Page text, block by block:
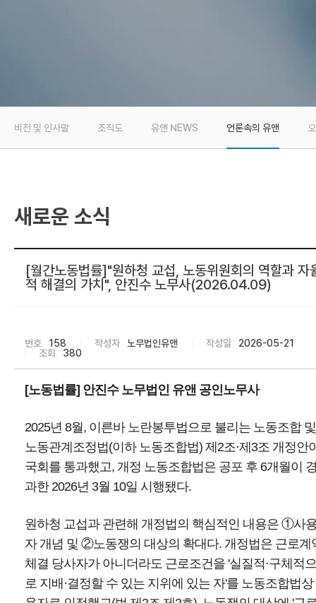
비전 및 인사말 조직도 유앤 NEWS 언론속의 유앤
새로운 소식
[월간노동법률]"원하청 교섭, 노동위원회의 역할과 자
적 해결의 가치", 안진수 노무사(2026.04.09)
번호 158 작성자 노무법인유앤 작성일
2026-05-21
조회
380
[노동법률] 안진수 노무법인 유앤 공인노무사
2025년 8월, 이른바 노란봉투법으로 불리는 노동조합 및
노동관계조정법(이하 노동조합법) 제2조·제3조 개정안
국회를 통과했고, 개정 노동조합법은 공포 후 6개월이
과한 2026년 3월 10일 시행됐다.
원하청 교섭과 관련해 개정법의 핵심적인 내용은 ①사
자 개념 및 ②노동쟁의 대상의 확대다. 개정법은 근로계
체결 당사자가 아니더라도 근로조건을 '실질적·구체적으
로 지배·결정할 수 있는 지위에 있는 자'를 노동조합법상